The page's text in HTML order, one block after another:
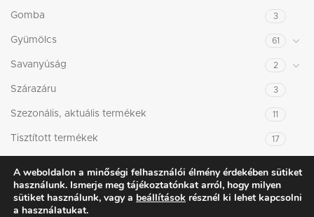
Gomba 3
Gyümölcs 61
Savanyúság 2
Szárazáru 3
Szezonális, aktuális termékek 11
Tisztított termékek 17
HASZNOS LINKEK
Adatkezelési tájékoztató
A weboldalon a minőségi felhasználói élmény érdekében sütiket
használunk. Ismerje meg tájékoztatónkat arról, hogy milyen
sütiket használunk, vagy a beállítások résznél ki lehet kapcsolni
a használatukat.